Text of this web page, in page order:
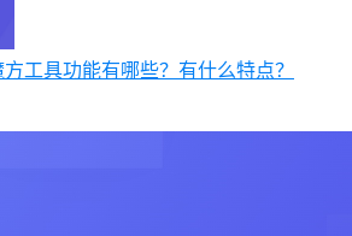
工具功能有哪些？有什么特点？